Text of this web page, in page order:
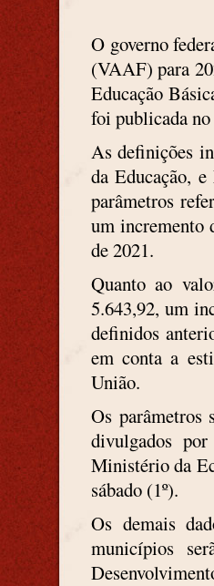
O governo
(VAAF) para
Educação
foi publicada
As definições
da Educação,
parâmetros
um incremento
de 2021.
Quanto ao
5.643,92, um
definidos
em conta a
União.
Os parâmetros
divulgados
Ministério da
sábado (1º).
Os demais
municípios